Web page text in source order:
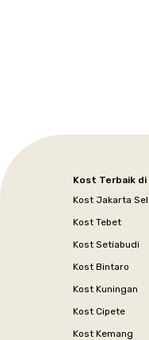
Kost Terbaik
Kost Jakarta
Kost Tebet
Kost Setiabudi
Kost Bintaro
Kost Kuningan
Kost Cipete
Kost Kemang